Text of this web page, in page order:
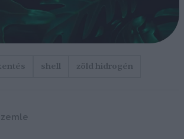
shell zöld hidrogén